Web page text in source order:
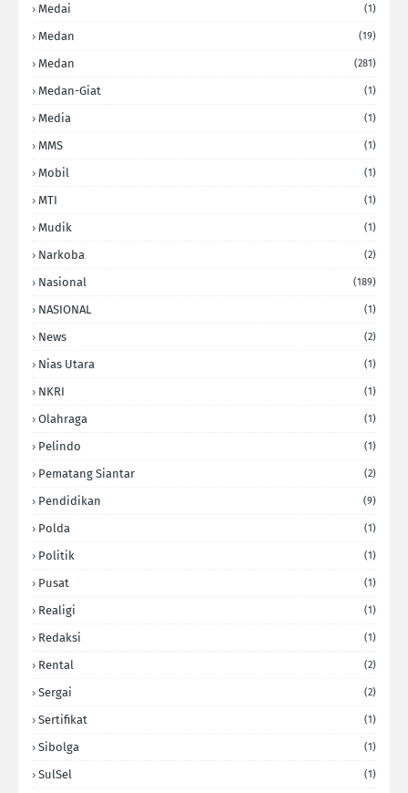
Medai (1)
Medan (19)
Medan (281)
Medan-Giat (1)
Media (1)
MMS (1)
Mobil (1)
MTI (1)
Mudik (1)
Narkoba (2)
Nasional (189)
NASIONAL (1)
News (2)
Nias Utara (1)
NKRI (1)
Olahraga (1)
Pelindo (1)
Pematang Siantar (2)
Pendidikan (9)
Polda (1)
Politik (1)
Pusat (1)
Realigi (1)
Redaksi (1)
Rental (2)
Sergai (2)
Sertifikat (1)
Sibolga (1)
SulSel (1)